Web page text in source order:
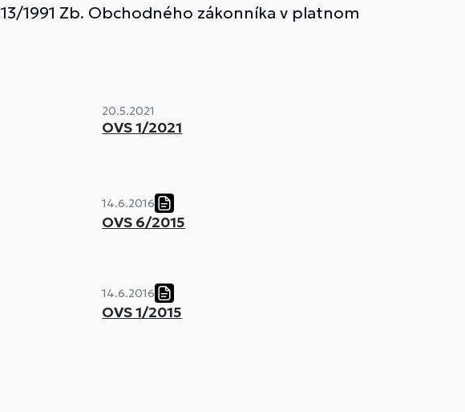
1991 Zb. Obchodného zákonníka v platnom
20.5.2021
OVS 1/2021
14.6.2016
OVS 6/2015
14.6.2016
OVS 1/2015